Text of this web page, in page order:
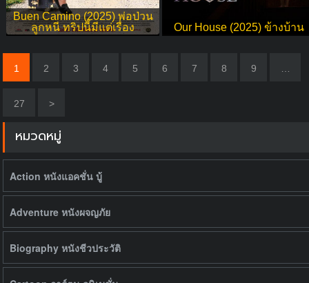
Buen Camino (2025) พ่อป่วน
ลูกหนี ทริปนี้มีแต่เรื่อง
Our House (2025) ข้างบ้าน
1 2 3 4 5 6 7 8 9
27 >
หมวดหมู่
Action หนังแอคชั่น บู้
Adventure หนังผจญภัย
Biography หนังชีวประวัติ